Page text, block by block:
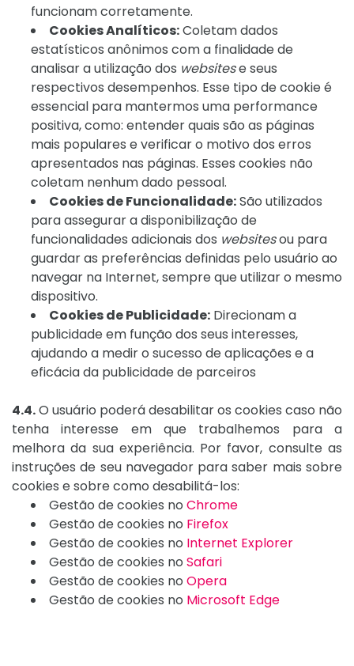
funcionam corretamente.
Cookies Analíticos:Coletam dados
estatísticos anônimos com a finalidade de
analisar a utilização dos websitese seus
respectivos desempenhos. Esse tipo de cookie é
essencial para mantermos uma performance
positiva, como: entender quais são as páginas
mais populares e verificar o motivo dos erros
apresentados nas páginas. Esses cookies não
coletam nenhum dado pessoal.
Cookies de Funcionalidade:São utilizados
para assegurar a disponibilização de
funcionalidades adicionais dos websitesou para
guardar as preferências definidas pelo usuário ao
navegar na Internet, sempre que utilizar o mesmo
dispositivo.
Cookies de Publicidade: Direcionam a
publicidade em função dos seus interesses,
ajudando a medir o sucesso de aplicações e a
eficácia da publicidade de parceiros
4.4.O usuário poderá desabilitar os cookies caso não
tenha interesse em que trabalhemos para a
melhora da sua experiência. Por favor, consulte as
instruções de seu navegador para saber mais sobre
cookies e sobre como desabilitá-los:
Gestão de cookies no Chrome
Gestão de cookies no Firefox
Gestão de cookies no Internet Explorer
Gestão de cookies no Safari
Gestão de cookies no Opera
Gestão de cookies no Microsoft Edge